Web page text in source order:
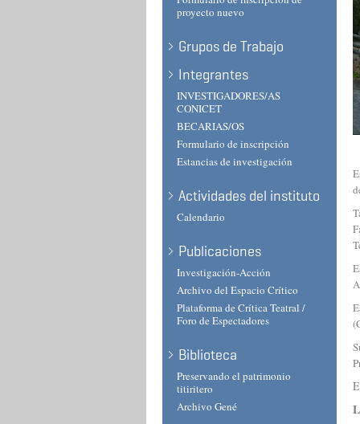
proyecto nuevo
Grupos de Trabajo
Integrantes
INVESTIGADORES/AS
CONICET
BECARIAS/OS
Formulario de inscripción
Estancias de investigación
Actividades del instituto
Calendario
Publicaciones
Investigación-Acción
Archivo del Espacio Crítico
Plataforma de Crítica Teatral /
Foro de Espectadores
Biblioteca
Preservando el patrimonio
titiritero
Archivo Gené